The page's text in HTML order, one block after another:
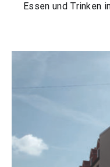
Essen und Trinken